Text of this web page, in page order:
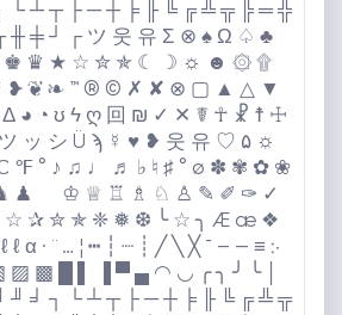
└ ┴ ┬ ├ ─ ┼ ╞ ╟ ╚ ╔ ╩ ╦ ╠ ═ ╬
╫ ╪ ┘ ┌ ツ 웃 유 Σ ⊗ ♠️ Ω ♤ ♣️
♧ ♥️ ♡ ♦️ ♢ ♔ ♕ ♚ ♛ ★ ☆ ✮
❥ ❦ ❧ ™️ ®️ ©️ ✗ ✘ ⊗ ▢ ▲ △ ▼
◕ ◔ ʊ ϟ ღ 回 ₪ ✓ ✕ ☤ ☥ ☧ ☨ ☩
° ♪ ♫ ♩ ♬ ♭ ♮ ♯ ° ø ✽ ✾ ✿ ❀
♟ ♔ ♕ ♖ ♗ ♘ ♙ ✎ ✐ ✑ ✓
☆ ✰ ✮ ✯ ❈ ❅ ❆ ╰ ☆ ╮ Æ æ ❖
α · ¨ … ¦ ┅ ┆ ┈ ┊ ╱ ╲ ╳ ¯ – — ≡ ჻
▩ █ ▌ ▐ ▀ ▄ ◠ ◡ ╭ ╮ ╯ ╰ │
╜ ╛ ┐ └ ┴ ┬ ├ ─ ┼ ╞ ╟ ╚ ╔ ╩ ╦